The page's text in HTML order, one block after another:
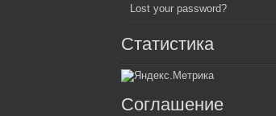
Lost your password?
Статистика
Соглашение